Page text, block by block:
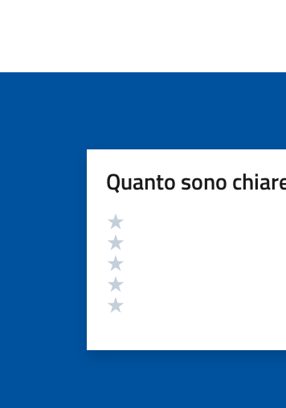
Quanto sono
Valutazione